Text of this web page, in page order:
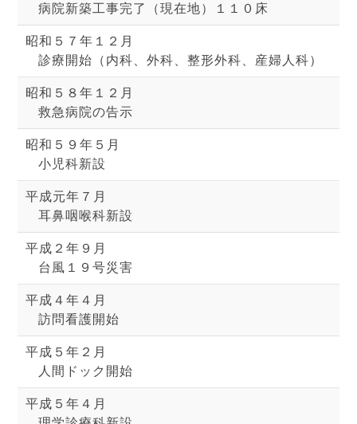
病院新築工事完了（現在地）１１０床
昭和５７年１２月
診療開始（内科、外科、整形外科、産婦人科）
昭和５８年１２月
救急病院の告示
昭和５９年５月
小児科新設
平成元年７月
耳鼻咽喉科新設
平成２年９月
台風１９号災害
平成４年４月
訪問看護開始
平成５年２月
人間ドック開始
平成５年４月